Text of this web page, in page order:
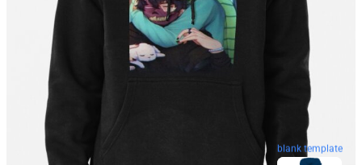
blank template